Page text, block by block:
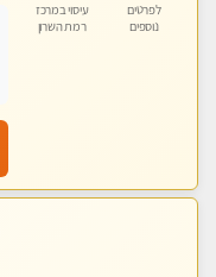
לפרטים
נוספים
עיסוי במרכז
רמת השרון